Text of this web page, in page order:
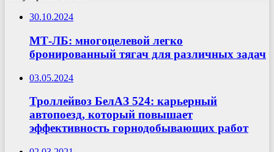
30.10.2024
МТ-ЛБ: многоцелевой легко
бронированный тягач для различных задач
03.05.2024
Троллейвоз БелАЗ 524: карьерный
автопоезд, который повышает
эффективность горнодобывающих работ